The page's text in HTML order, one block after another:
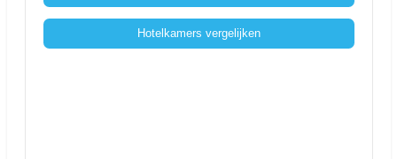
Hotelkamers vergelijken